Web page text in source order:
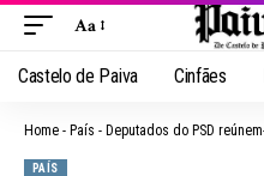
Aa
Castelo de Paiva Cinfães
Home - País - Deputados do PSD reúnem-se para
PAÍS